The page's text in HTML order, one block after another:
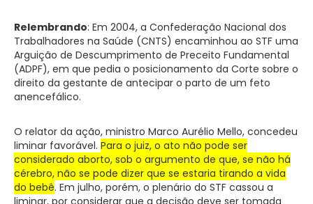
Relembrando: Em 2004, a Confederação Nacional dos
Trabalhadores na Saúde (CNTS) encaminhou ao STF uma
Arguição de Descumprimento de Preceito Fundamental
(ADPF), em que pedia o posicionamento da Corte sobre o
direito da gestante de antecipar o parto de um feto
anencefálico.
O relator da ação, ministro Marco Aurélio Mello, concedeu
liminar favorável. Para o juiz, o ato não pode ser
considerado aborto, sob o argumento de que, se não há
cérebro, não se pode dizer que se estaria tirando a vida
do bebê. Em julho, porém, o plenário do STF cassou a
liminar, por considerar que a decisão deve ser tomada